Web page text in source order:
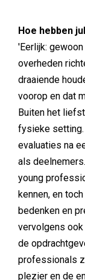
Hoe hebben
'Eerlijk:
overheden
draaiende
voorop en dat
Buiten het
fysieke
evaluaties na
als
young
kennen, en
bedenken en
vervolgens
de
professionals
plezier en de